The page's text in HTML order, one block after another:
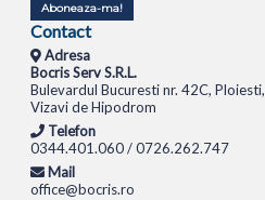
Aboneaza-ma!
Contact
Adresa
Bocris Serv S.R.L.
Bulevardul Bucuresti nr. 42C,
Vizavi de Hipodrom
Telefon
0344.401.060 / 0726.262.747
Mail
office@bocris.ro